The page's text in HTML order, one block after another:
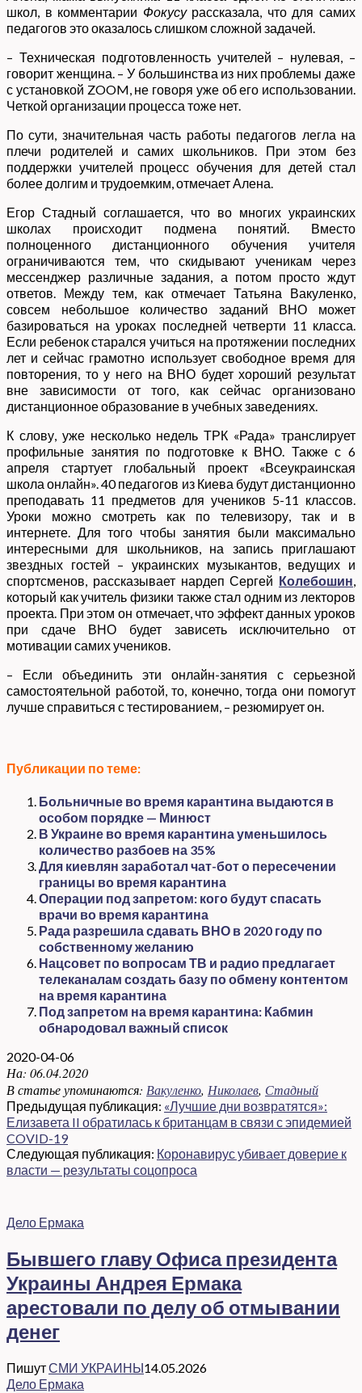
школ, в комментарии Фокусу рассказала, что для самих
педагогов это оказалось слишком сложной задачей.
– Техническая подготовленность учителей – нулевая, –
говорит женщина. – У большинства из них проблемы даже
с установкой ZOOM, не говоря уже об его использовании.
Четкой организации процесса тоже нет.
По сути, значительная часть работы педагогов легла на
плечи родителей и самих школьников. При этом без
поддержки учителей процесс обучения для детей стал
более долгим и трудоемким, отмечает Алена.
Егор Стадный соглашается, что во многих украинских
школах происходит подмена понятий. Вместо
полноценного дистанционного обучения учителя
ограничиваются тем, что скидывают ученикам через
мессенджер различные задания, а потом просто ждут
ответов. Между тем, как отмечает Татьяна Вакуленко,
совсем небольшое количество заданий ВНО может
базироваться на уроках последней четверти 11 класса.
Если ребенок старался учиться на протяжении последних
лет и сейчас грамотно использует свободное время для
повторения, то у него на ВНО будет хороший результат
вне зависимости от того, как сейчас организовано
дистанционное образование в учебных заведениях.
К слову, уже несколько недель ТРК «Рада» транслирует
профильные занятия по подготовке к ВНО. Также с 6
апреля стартует глобальный проект «Всеукраинская
школа онлайн». 40 педагогов из Киева будут дистанционно
преподавать 11 предметов для учеников 5-11 классов.
Уроки можно смотреть как по телевизору, так и в
интернете. Для того чтобы занятия были максимально
интересными для школьников, на запись приглашают
звездных гостей – украинских музыкантов, ведущих и
спортсменов, рассказывает нардеп Сергей Колебошин
который как учитель физики также стал одним из лекторов
проекта. При этом он отмечает, что эффект данных уроков
при сдаче ВНО будет зависеть исключительно от
мотивации самих учеников.
– Если объединить эти онлайн-занятия с серьезной
самостоятельной работой, то, конечно, тогда они помогут
лучше справиться с тестированием, – резюмирует он.
Публикации по теме:
Больничные во время карантина выдаются в
особом порядке — Минюст
В Украине во время карантина уменьшилось
количество разбоев на 35%
Для киевлян заработал чат-бот о пересечении
границы во время карантина
Операции под запретом: кого будут спасать
врачи во время карантина
Рада разрешила сдавать ВНО в 2020 году по
собственному желанию
Нацсовет по вопросам ТВ и радио предлагает
телеканалам создать базу по обмену контентом
на время карантина
Под запретом на время карантина: Кабмин
обнародовал важный список
2020-04-06
На: 06.04.2020
В статье упоминаются: Вакуленко, Николаев, Стадный
Предыдущая публикация: «Лучшие дни возвратятся»:
Елизавета II обратилась к британцам в связи с эпидемией
COVID-19
Следующая публикация: Коронавирус убивает доверие к
власти — результаты соцопроса
Дело Ермака
Бывшего главу Офиса президента
Украины Андрея Ермака
арестовали по делу об отмывании
денег
ПишутСМИ УКРАИНЫ14.05.2026
Дело Ермака